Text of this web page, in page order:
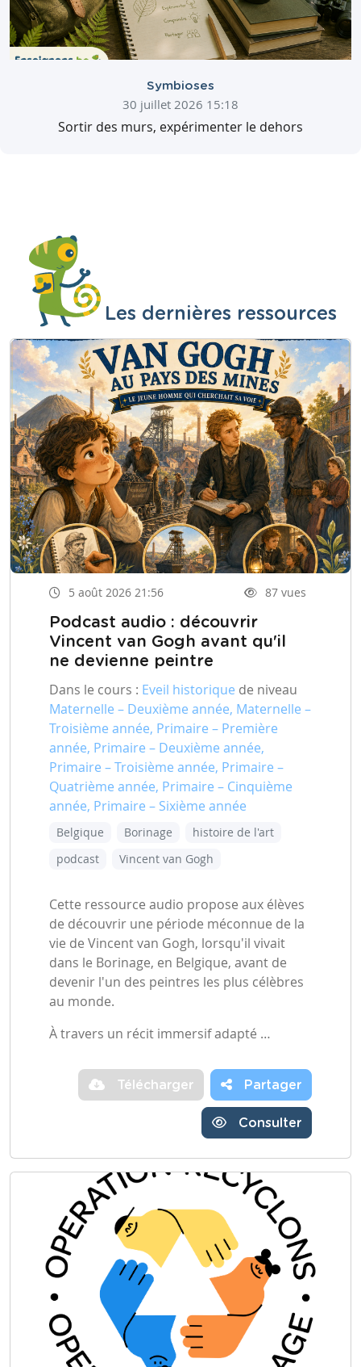
Symbioses
30 juillet 2026 15:18
Sortir des murs, expérimenter le dehors
Les dernières ressources
5 août 2026 21:56 87 vues
Podcast audio : découvrir
Vincent van Gogh avant qu'il
ne devienne peintre
Dans le cours : Eveil historique de niveau
Maternelle – Deuxième année, Maternelle –
Troisième année, Primaire – Première
année, Primaire – Deuxième année,
Primaire – Troisième année, Primaire –
Quatrième année, Primaire – Cinquième
année, Primaire – Sixième année
Belgique Borinage
histoire de l'art
podcast
Vincent van Gogh
Cette ressource audio propose aux élèves
de découvrir une période méconnue de la
vie de Vincent van Gogh, lorsqu'il vivait
dans le Borinage, en Belgique, avant de
devenir l'un des peintres les plus célèbres
au monde.
À travers un récit immersif adapté …
Télécharger Partager
Consulter